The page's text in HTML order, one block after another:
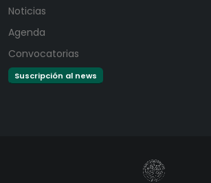
Noticias
Agenda
Convocatorias
Suscripción al news